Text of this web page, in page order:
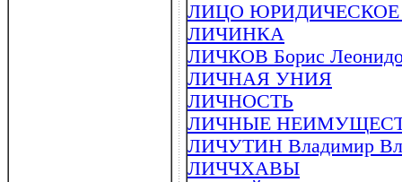
ЛИЦО ЮРИДИЧЕСКОЕ (в
ЛИЧИНКА
ЛИЧКОВ Борис
ЛИЧНАЯ УНИЯ
ЛИЧНОСТЬ
ЛИЧНЫЕ
ЛИЧУТИН Владимир
ЛИЧЧХАВЫ